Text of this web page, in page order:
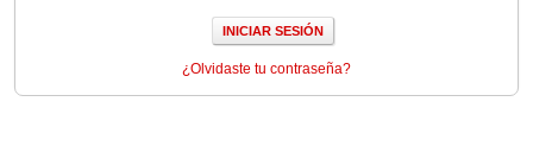
¿Olvidaste tu contraseña?